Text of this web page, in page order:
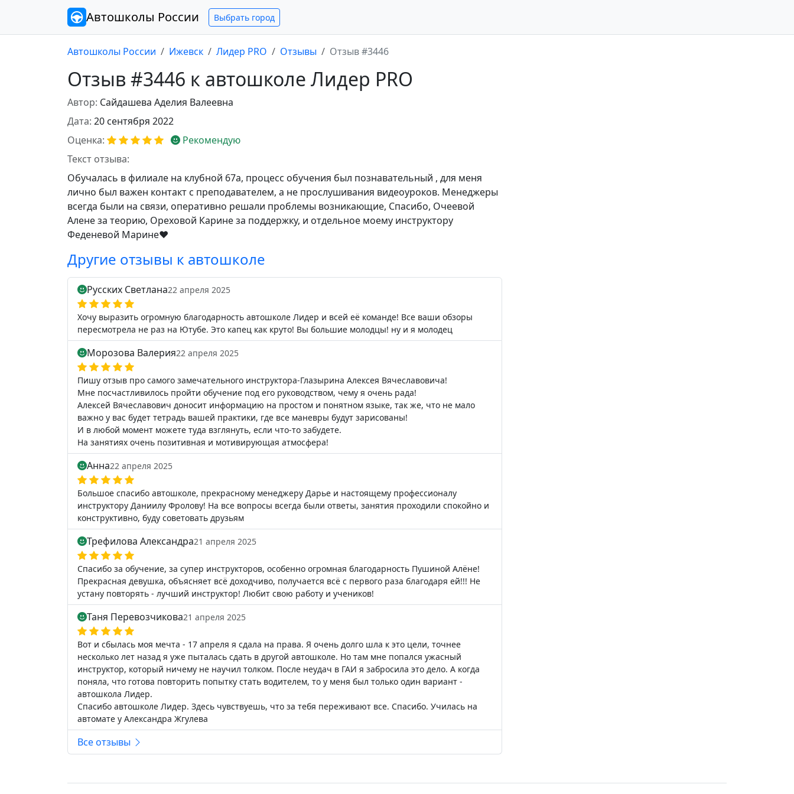
Автошколы России Выбрать город
Автошколы России Ижевск Лидер PRO Отзывы Отзыв #3446
Отзыв #3446 к автошколе Лидер PRO
Автор: Сайдашева Аделия Валеевна
Дата: 20 сентября 2022
Оценка:
Рекомендую
Текст отзыва:
Обучалась в филиале на клубной 67а, процесс обучения был познавательный , для меня
лично был важен контакт с преподавателем, а не прослушивания видеоуроков. Менеджеры
всегда были на связи, оперативно решали проблемы возникающие, Спасибо, Очеевой
Алене за теорию, Ореховой Карине за поддержку, и отдельное моему инструктору
Феденевой Марине♥️
Другие отзывы к автошколе
Русских Светлана22 апреля 2025
Хочу выразить огромную благодарность автошколе Лидер и всей её команде! Все ваши обзоры
пересмотрела не раз на Ютубе. Это капец как круто! Вы большие молодцы! ну и я молодец
Морозова Валерия22 апреля 2025
Пишу отзыв про самого замечательного инструктора-Глазырина Алексея Вячеславовича!
Мне посчастливилось пройти обучение под его руководством, чему я очень рада!
Алексей Вячеславович доносит информацию на простом и понятном языке, так же, что не мало
важно у вас будет тетрадь вашей практики, где все маневры будут зарисованы!
И в любой момент можете туда взглянуть, если что-то забудете.
На занятиях очень позитивная и мотивирующая атмосфера!
Анна22 апреля 2025
Большое спасибо автошколе, прекрасному менеджеру Дарье и настоящему профессионалу
инструктору Даниилу Фролову! На все вопросы всегда были ответы, занятия проходили спокойно и
конструктивно, буду советовать друзьям
Трефилова Александра21 апреля 2025
Спасибо за обучение, за супер инструкторов, особенно огромная благодарность Пушиной Алёне!
Прекрасная девушка, объясняет всё доходчиво, получается всё с первого раза благодаря ей!!! Не
устану повторять - лучший инструктор! Любит свою работу и учеников!
Таня Перевозчикова21 апреля 2025
Вот и сбылась моя мечта - 17 апреля я сдала на права. Я очень долго шла к это цели, точнее
несколько лет назад я уже пыталась сдать в другой автошколе. Но там мне попался ужасный
инструктор, который ничему не научил толком. После неудач в ГАИ я забросила это дело. А когда
поняла, что готова повторить попытку стать водителем, то у меня был только один вариант -
автошкола Лидер.
Спасибо автошколе Лидер. Здесь чувствуешь, что за тебя переживают все. Спасибо. Училась на
автомате у Александра Жгулева
Все отзывы